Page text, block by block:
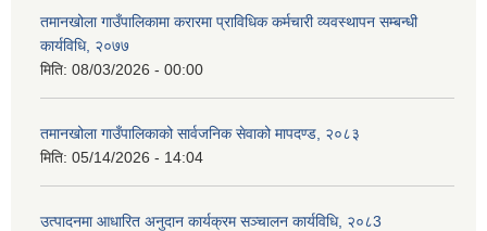
तमानखोला गाउँपालिकामा करारमा प्राविधिक कर्मचारी व्यवस्थापन सम्बन्धी
कार्यविधि, २०७७
मिति: 08/03/2026 - 00:00
तमानखोला गाउँपालिकाको सार्वजनिक सेवाको मापदण्ड, २०८३
मिति: 05/14/2026 - 14:04
उत्पादनमा आधारित अनुदान कार्यक्रम सञ्चालन कार्यविधि, २०८3